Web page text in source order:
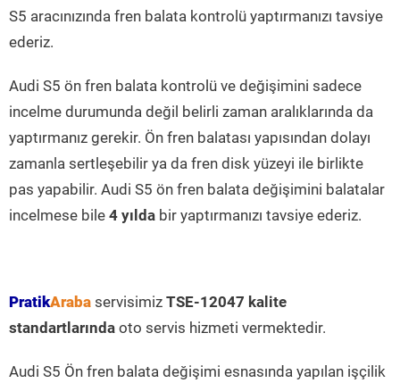
S5 aracınızında fren balata kontrolü yaptırmanızı tavsiye
ederiz.
Audi S5 ön fren balata kontrolü ve değişimini sadece
incelme durumunda değil belirli zaman aralıklarında da
yaptırmanız gerekir. Ön fren balatası yapısından dolayı
zamanla sertleşebilir ya da fren disk yüzeyi ile birlikte
pas yapabilir. Audi S5 ön fren balata değişimini balatalar
incelmese bile 4 yılda bir yaptırmanızı tavsiye ederiz.
PratikAraba servisimiz TSE-12047 kalite
standartlarında oto servis hizmeti vermektedir.
Audi S5 Ön fren balata değişimi esnasında yapılan işçilik